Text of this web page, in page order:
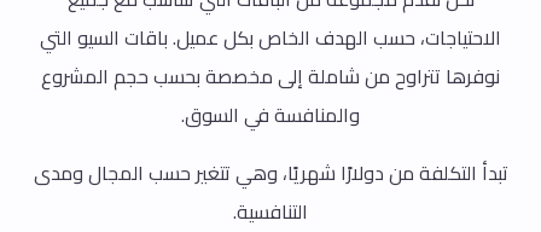
الاحتياجات، حسب الهدف الخاص بكل عميل. باقات السيو التي
نوفرها تتراوح من شاملة إلى مخصصة بحسب حجم المشروع
والمنافسة في السوق.
تبدأ التكلفة من دولارًا شهريًا، وهي تتغير حسب المجال ومدى
التنافسية.